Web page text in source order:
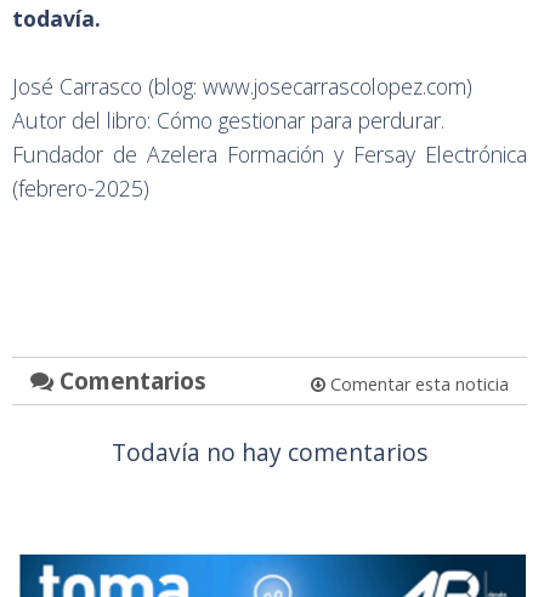
todavía.
José Carrasco (blog: www.josecarrascolopez.com)
Autor del libro: Cómo gestionar para perdurar.
Fundador de Azelera Formación y Fersay Electrónica
(febrero-2025)
Comentarios Comentar esta noticia
Todavía no hay comentarios